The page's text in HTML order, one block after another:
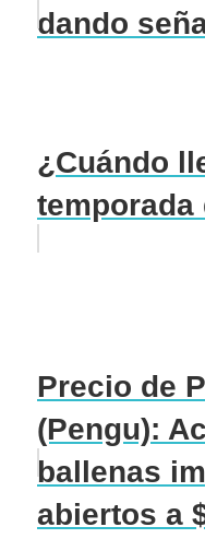
dando
¿Cuándo
Precio de
(Pengu):
ballenas
abiertos a